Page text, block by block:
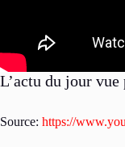
L’actu du jour
Source: https://